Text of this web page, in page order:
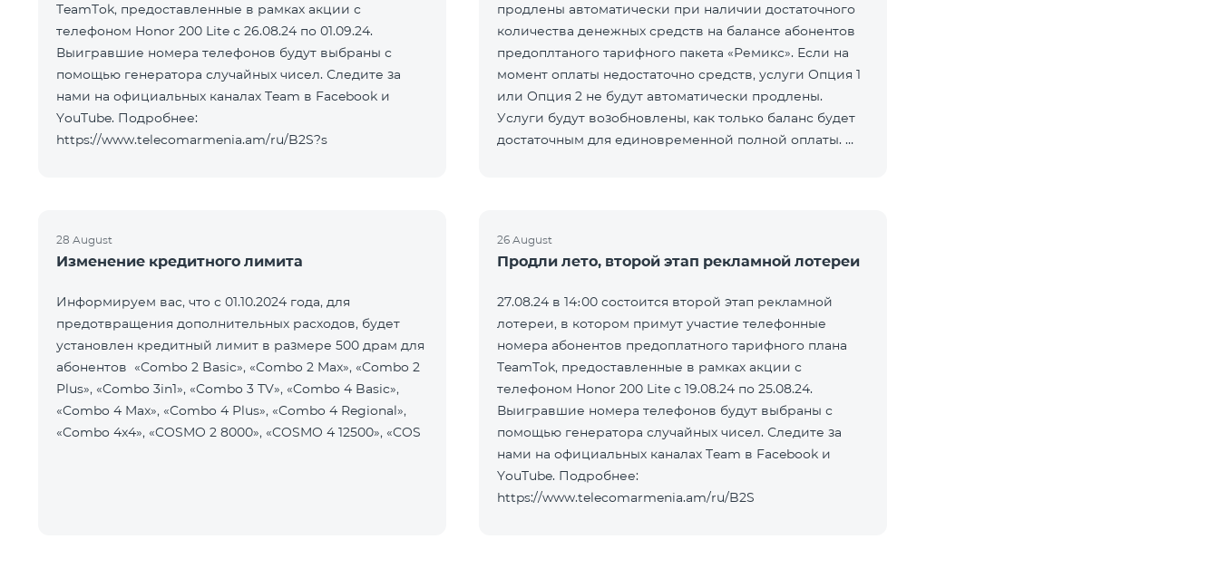
TeamTok, предоставленные в рамках акции с
телефоном Honor 200 Lite с 26.08.24 по 01.09.24.
Выигравшие номера телефонов будут выбраны с
помощью генератора случайных чисел. Следите за
нами на официальных каналах Team в Facebook и
YouTube. Подробнее:
https://www.telecomarmenia.am/ru/B2S?s
продлены автоматически при наличии достаточного
количества денежных средств на балансе абонентов
предоплтаного тарифного пакета «Ремикс». Если на
момент оплаты недостаточно средств, услуги Опция 1
или Опция 2 не будут автоматически продлены.
Услуги будут возобновлены, как только баланс будет
достаточным для единовременной полной оплаты.
28 August
Изменение кредитного лимита
Информируем вас, что с 01.10.2024 года, для
предотвращения дополнительных расходов, будет
установлен кредитный лимит в размере 500 драм для
абонентов «Combo 2 Basic», «Combo 2 Max», «Combo 2
Plus», «Combo 3in1», «Combo 3 TV», «Combo 4 Basic»,
«Combo 4 Max», «Combo 4 Plus», «Combo 4 Regional»,
«Combo 4x4», «COSMO 2 8000», «COSMO 4 12500», «COS
26 August
Продли лето, второй этап рекламной лотереи
27.08.24 в 14։00 состоится второй этап рекламной
лотереи, в котором примут участие телефонные
номера абонентов предоплатного тарифного плана
TeamTok, предоставленные в рамках акции с
телефоном Honor 200 Lite с 19.08.24 по 25.08.24.
Выигравшие номера телефонов будут выбраны с
помощью генератора случайных чисел. Следите за
нами на официальных каналах Team в Facebook и
YouTube. Подробнее:
https://www.telecomarmenia.am/ru/B2S